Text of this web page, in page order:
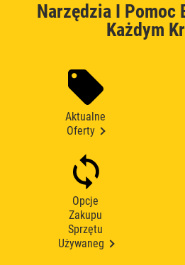
Narzędzia I Pomoc
Każdym
Aktualne
Oferty
Opcje
Zakupu
Sprzętu
Używaneg